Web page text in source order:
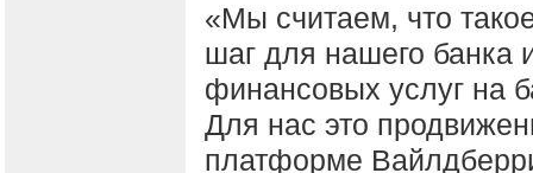
«Мы считаем, что
шаг для нашего банка
финансовых услуг на
Для нас это
платформе